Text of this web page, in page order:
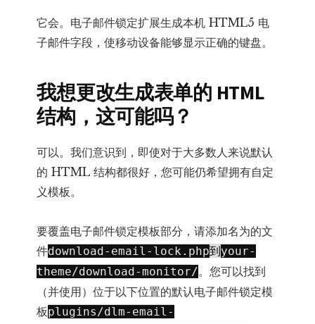
它会。电子邮件锁定扩展生成本机 HTML5 电
子邮件字段，使移动设备能够显示正确的键盘。
我想更改生成表单的 HTML
结构，这可能吗？
可以。我们意识到，即使对于大多数人来说默认
的 HTML 结构都很好，您可能仍希望拥有自定
义模板。
要覆盖电子邮件锁定模板部分，请添加名为的文
件download-email-lock.php到your-
theme/download-monitor/。您可以找到
（并使用）位于以下位置的默认电子邮件锁定模
板plugins/dlm-email-